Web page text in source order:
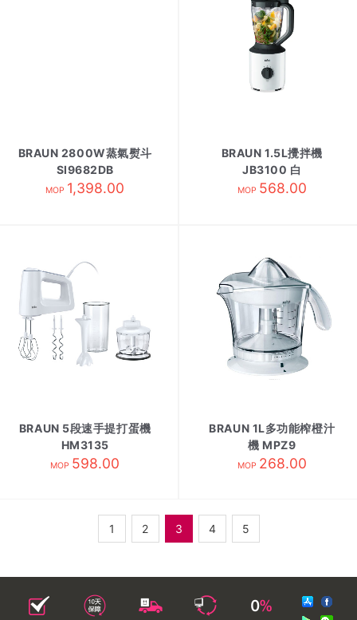
BRAUN 2800W蒸氣熨斗
SI9682DB
MOP 1,398.00
BRAUN 1.5L攪拌機
JB3100 白
MOP 568.00
BRAUN 5段速手提打蛋機
HM3135
MOP 598.00
BRAUN 1L多功能榨橙汁
機 MPZ9
MOP 268.00
1 2 3 4 5